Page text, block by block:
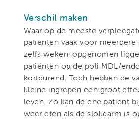
Verschil maken
Waar op de meeste
patiënten vaak voor meerdere
zelfs weken) opgenomen
patiënten op de poli MDL/
kortdurend. Toch hebben de
kleine ingrepen een groot
leven. Zo kan de ene patiënt
weer eten als de slokdarm is